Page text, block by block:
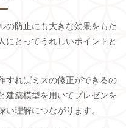
の防止にも大きな効果をもた
にとってうれしいポイントと
すればミスの修正ができるの
建築模型を用いてプレゼンを
理解につながります。